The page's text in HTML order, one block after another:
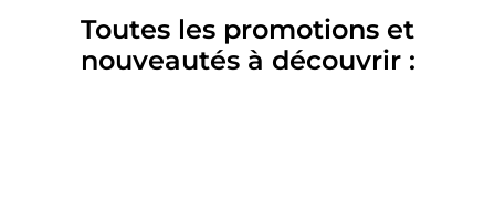
Toutes les promotions et
nouveautés à découvrir :